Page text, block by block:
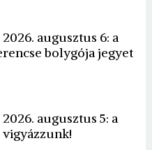
augusztus 6: a
bolygója jegyet
augusztus 5: a